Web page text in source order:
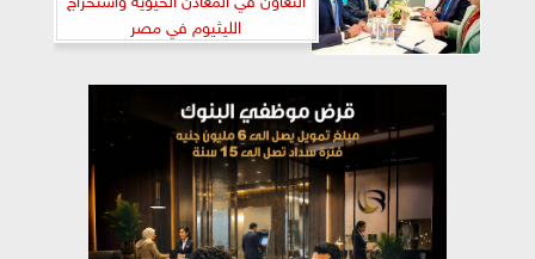
الليثيوم في مصر